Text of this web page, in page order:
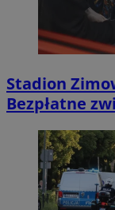
Stadion
Bezpłatne